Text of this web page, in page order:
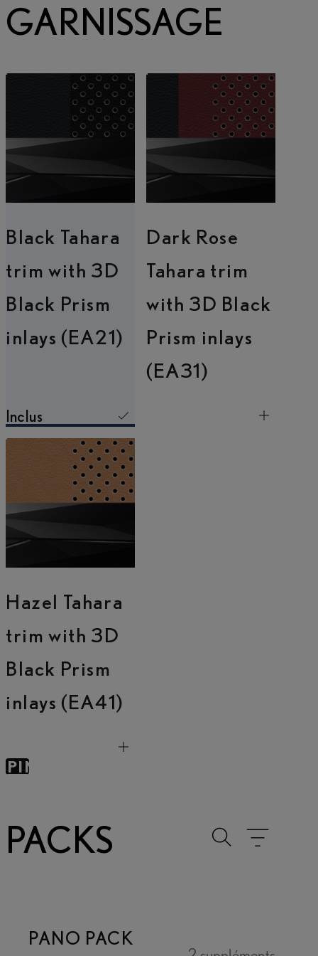
GARNISSAGE
Black Tahara
trim with 3D
Black Prism
inlays (EA21)
Inclus
Dark Rose
Tahara trim
with 3D Black
Prism inlays
(EA31)
Hazel Tahara
trim with 3D
Black Prism
inlays (EA41)
PACKS Toggle search
PANO PACK